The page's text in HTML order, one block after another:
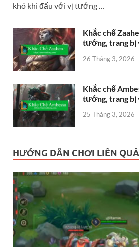
khó khi đấu với vị tướng …
Khắc chế
tướng, trang bị
26 Tháng 3, 2026
Khắc chế
tướng, trang bị
25 Tháng 3, 2026
HƯỚNG DẪN CHƠI LIÊN